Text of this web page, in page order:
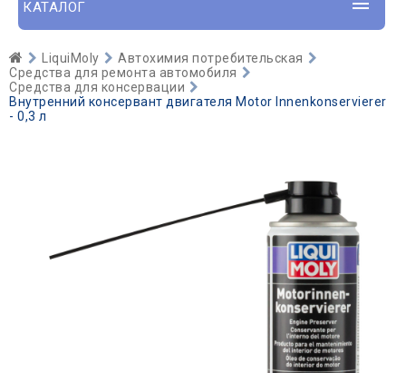
КАТАЛОГ
LiquiMoly
Автохимия потребительская
Средства для ремонта автомобиля
Средства для консервации
Внутренний консервант двигателя Motor Innenkonservierer
- 0,3 л